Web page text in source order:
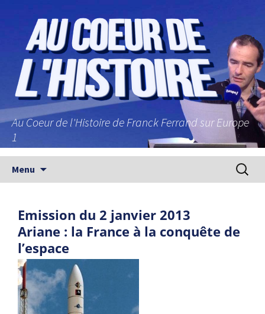
Au Coeur de l'Histoire de Franck Ferrand sur Europe
1
Menu
Emission du 2 janvier 2013
Ariane : la France à la conquête de
l’espace